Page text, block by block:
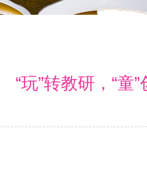
“玩”转教研，“